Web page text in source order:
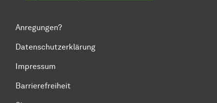
Anregungen?
Datenschutzerklärung
Impressum
Barrierefreiheit